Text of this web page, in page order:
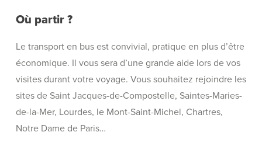
Où partir ?
Le transport en bus est convivial, pratique en plus d’être
économique. Il vous sera d’une grande aide lors de vos
visites durant votre voyage. Vous souhaitez rejoindre les
sites de Saint Jacques-de-Compostelle, Saintes-Maries-
de-la-Mer, Lourdes, le Mont-Saint-Michel, Chartres,
Notre Dame de Paris…